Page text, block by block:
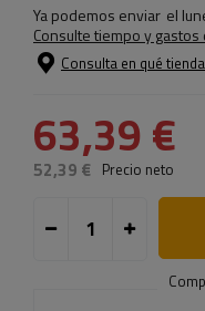
Ya podemos enviar el
Consulte tiempo y
Consulta en qué
63,39 €
52,39 € Precio neto